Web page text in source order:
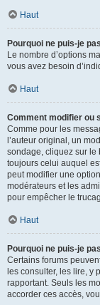
Haut
Pourquoi ne puis-je
Le nombre d’options
vous avez besoin
Haut
Comment modifier ou
Comme pour les
l’auteur original, un
sondage, cliquez sur le
toujours celui auquel
peut modifier une
modérateurs et les
pour empêcher le
Haut
Pourquoi ne puis-je
Certains forums
les consulter, les lire, y
rapportant. Seuls les
accorder ces accès,